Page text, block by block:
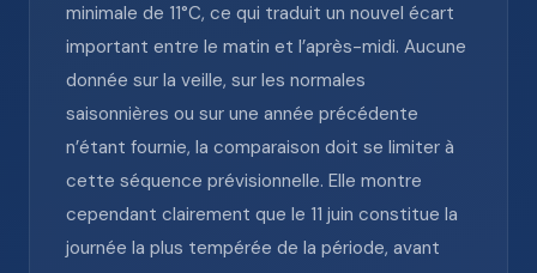
minimale de 11°C, ce qui traduit un nouvel écart
important entre le matin et l’après-midi. Aucune
donnée sur la veille, sur les normales
saisonnières ou sur une année précédente
n’étant fournie, la comparaison doit se limiter à
cette séquence prévisionnelle. Elle montre
cependant clairement que le 11 juin constitue la
journée la plus tempérée de la période, avant